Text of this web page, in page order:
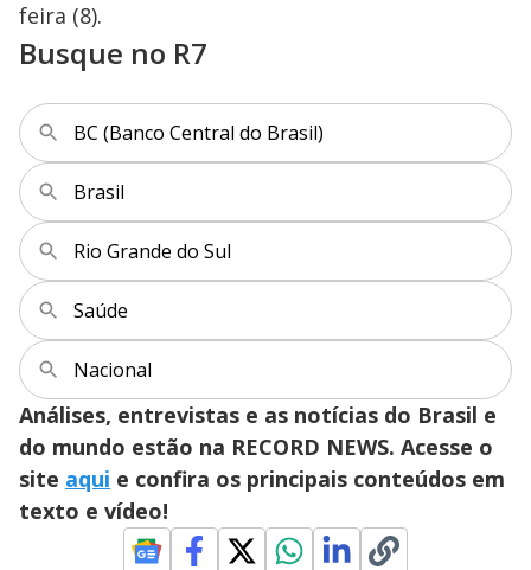
feira (8).
Busque no R7
BC (Banco Central do Brasil)
Brasil
Rio Grande do Sul
Saúde
Nacional
Análises, entrevistas e as notícias do Brasil e
do mundo estão na RECORD NEWS. Acesse o
site aqui e confira os principais conteúdos em
texto e vídeo!